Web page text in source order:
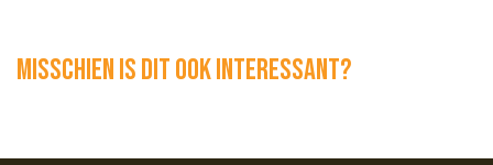
Misschien is dit ook interessant?